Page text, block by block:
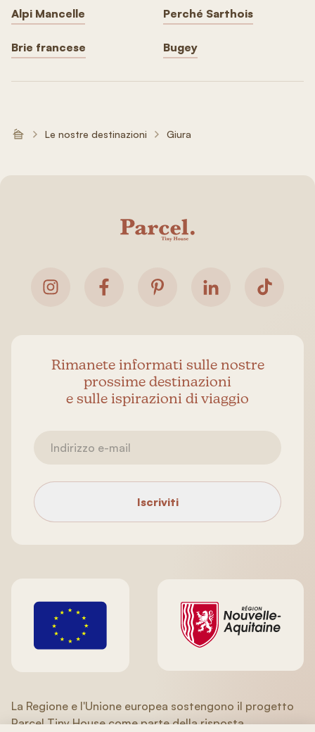
Alpi Mancelle Perché Sarthois
Brie francese Bugey
Le nostre destinazioni Giura
Rimanete informati sulle nostre
prossime destinazioni
e sulle ispirazioni di viaggio
Iscriviti
La Regione e l'Unione europea sostengono il progetto
Parcel Tiny House come parte della risposta